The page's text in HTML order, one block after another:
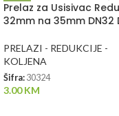
Prelaz za Usisivac
32mm na 35mm DN32
PRELAZI - REDUKCIJE -
KOLJENA
Šifra: 30324
3.00KM